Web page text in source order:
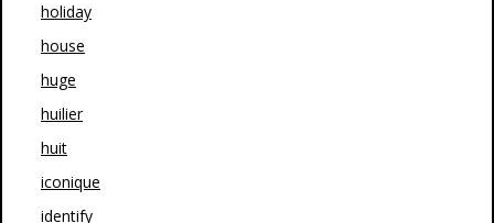
holiday
house
huge
huilier
huit
iconique
identify